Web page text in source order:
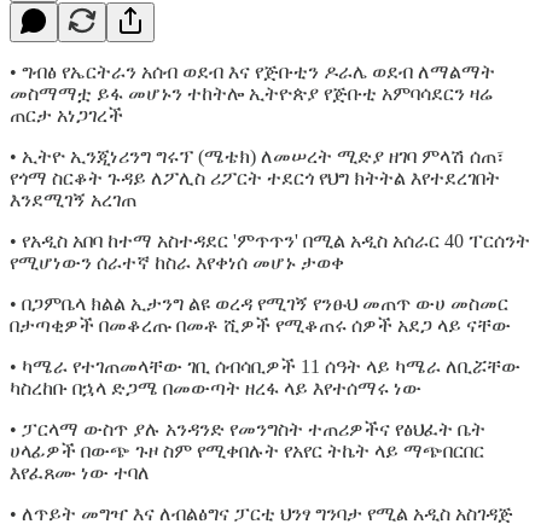
• ግብፅ የኤርትራን አሰብ ወደብ እና የጅቡቲን ዶራሌ ወደብ ለማልማት
መስማማቷ ይፋ መሆኑን ተከትሎ ኢትዮጵያ የጅቡቲ አምባሳደርን ዛሬ
ጠርታ አነጋገረች
• ኢትዮ ኢንጂነሪንግ ግሩፕ (ሜቴክ) ለመሠረት ሚድያ ዘገባ ምላሽ ሰጠ፣
የጎማ ስርቆት ጉዳይ ለፖሊስ ሪፖርት ተደርጎ የህግ ክትትል እየተደረገበት
እንደሚገኝ አረገጠ
• የአዲስ አበባ ከተማ አስተዳደር 'ምጥጥን' በሚል አዲስ አሰራር 40 ፐርሰንት
የሚሆነውን ሰራተኛ ከስራ እየቀነሰ መሆኑ ታወቀ
• በጋምቤላ ክልል ኢታንግ ልዩ ወረዳ የሚገኝ የንፁህ መጠጥ ውሀ መስመር
በታጣቂዎች በመቆረጡ በመቶ ሺዎች የሚቆጠሩ ሰዎች አደጋ ላይ ናቸው
• ካሜራ የተገጠመላቸው ገቢ ሰብሳቢዎች 11 ሰዓት ላይ ካሜራ ለቢሯቸው
ካስረከቡ በኋላ ድጋሜ በመውጣት ዘረፋ ላይ እየተሰማሩ ነው
• ፓርላማ ውስጥ ያሉ አንዳንድ የመንግስት ተጠሪዎችና የፅህፈት ቤት
ሀላፊዎች በውጭ ጉዞ ስም የሚቀበሉት የአየር ትኬት ላይ ማጭበርበር
እየፈጸሙ ነው ተባለ
• ለጥይት መግዣ እና ለብልፅግና ፓርቲ ህንፃ ግንባታ የሚል አዲስ አስገዳጅ